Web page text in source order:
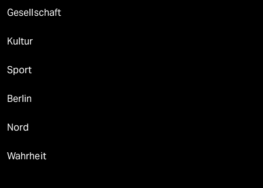
Gesellschaft
Kultur
Sport
Berlin
Nord
Wahrheit